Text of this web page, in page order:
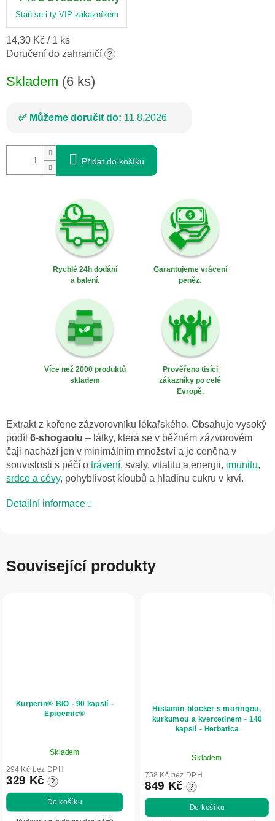
Staň se i ty VIP zákazníkem
Měrná
cena:
14,30 Kč / 1 ks
Doručení do zahraničí ?
Skladem (6 ks)
Můžeme doručit do: 11.8.2026
Přidat do košíku
Rychlé 24h dodání
a balení.
Garantujeme vrácení
peněz.
Více než 2000 produktů
skladem
Prověřeno tisíci
zákazníky po celé
Evropě.
Extrakt z kořene zázvorovníku lékařského. Obsahuje vysoký
podíl 6-shogaolu – látky, která se v běžném zázvorovém
čaji nachází jen v minimálním množství a je ceněna v
souvislosti s péčí o trávení, svaly, vitalitu a energii, imunitu,
srdce a cévy, pohyblivost kloubů a hladinu cukru v krvi.
Detailní informace
Související produkty
Kurperin® BIO - 90 kapslí -
Epigemic®
hodnocení
produktu
je
5,0
z
Skladem
294 Kč bez DPH
329 Kč ?
Do košíku
Histamin blocker s moringou,
kurkumou a kvercetinem - 140
kapslí - Herbatica
produktu
je
5,0
z
Skladem
758 Kč bez DPH
849 Kč ?
Do košíku